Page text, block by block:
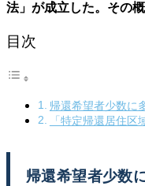
法」が成立した。その
目次
帰還希望者少数に
「特定帰還居住区
帰還希望者少数